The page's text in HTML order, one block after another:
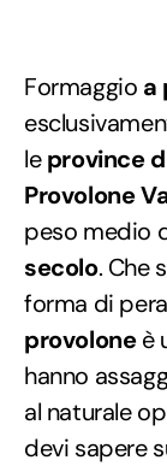
Formaggio a
leprovince
Provolone
peso medio
secolo. Che
forma di
provoloneè
hanno
al naturale
devi sapere